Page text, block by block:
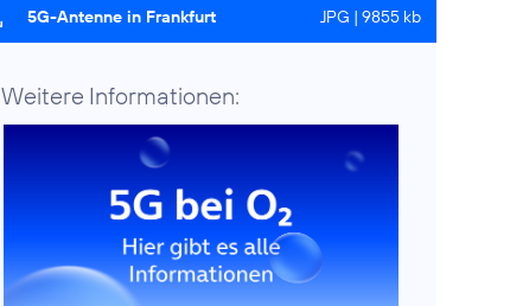
5G-Antenne in Frankfurt JPG | 9855 kb
Weitere Informationen: